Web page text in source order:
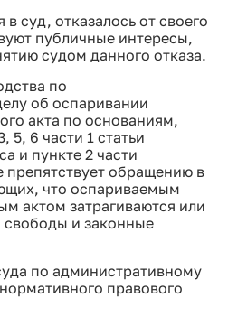
суд, отказалось от своего
публичные интересы,
судом данного отказа.
по
об оспаривании
акта по основаниям,
5, 6 части 1 статьи
и пункте 2 части
препятствует обращению в
что оспариваемым
актом затрагиваются или
свободы и законные
по административному
правового